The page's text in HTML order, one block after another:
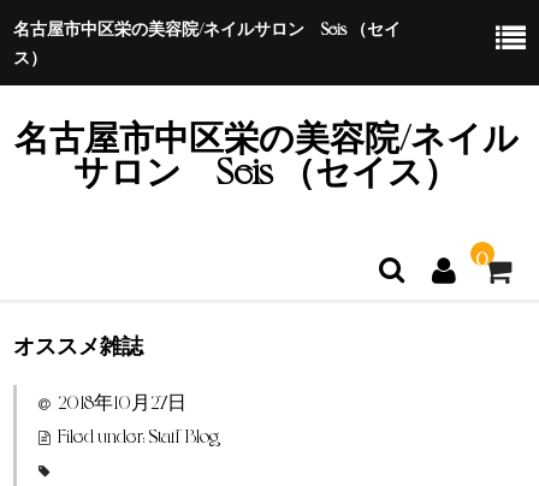
名古屋市中区栄の美容院/ネイルサロン Seis （セイ
ス）
名古屋市中区栄の美容院/ネイル
サロン Seis （セイス）
0
ホーム
特定商取引法に基づく表示
オススメ雑誌
2018年10月27日
Filed under:Staff Blog